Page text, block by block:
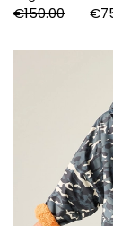
€150.00